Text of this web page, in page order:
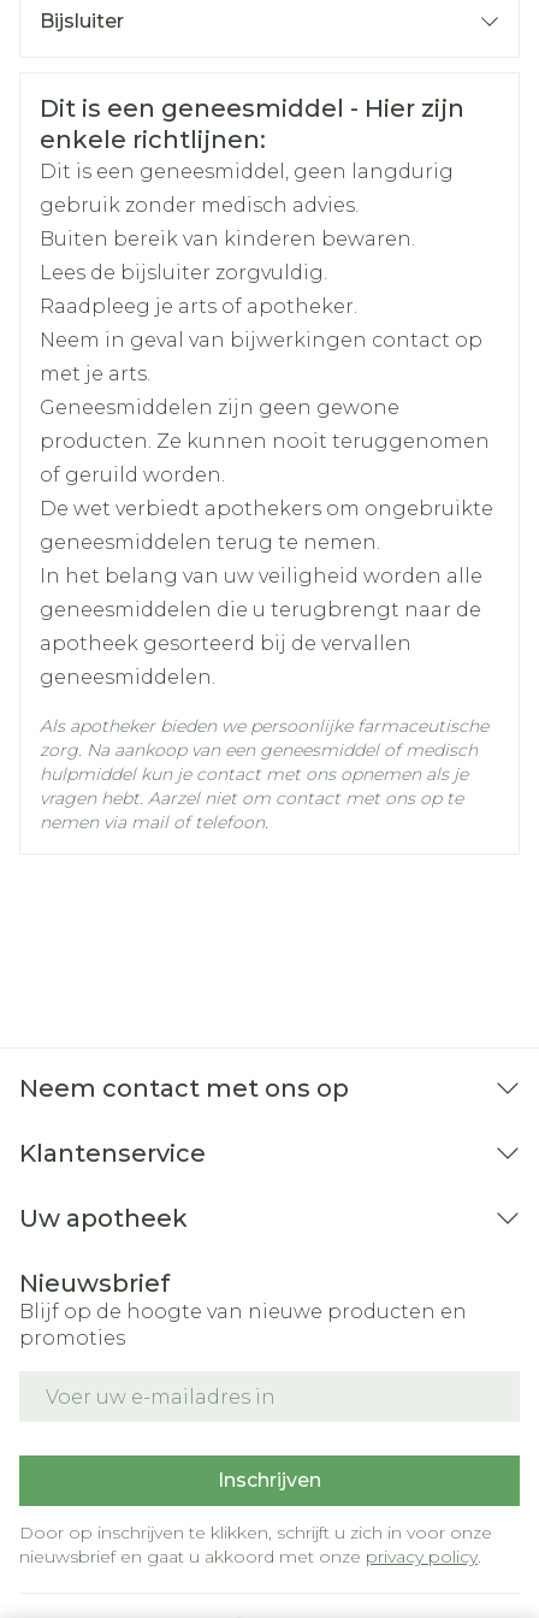
gang gezette postmenopauzale fase, na een
antioestrogenen
Neo-adjuvante behandeling van
postmenopauzale vrouwen met
hormoonreceptor-positieve, HER-2-
negatieve borstkanker voor wie
chemotherapie niet geschikt is en
onmiddellijk opereren niet geïndiceerd is
Peesruptuur (scheuren van bindweefsels die
spieren en botten met elkaar verbinden)
Met of zonder voedse
Breedte 45 mm
Lengte 86 mm
Diepte
Hoeveelheid
Verpakking
30
Actieve
Ingrediënten
letrozol
Behoud
Kamertemperatuur (15°C -
25°C)
Bijsluiter
Duits Frans Frans
Veiligheidsinformatie
Dit is een geneesmiddel - Hier zijn
enkele richtlijnen:
Dit is een geneesmiddel, geen langdurig
gebruik zonder medisch advies.
Buiten bereik van kinderen bewaren.
Lees de bijsluiter zorgvuldig.
Raadpleeg je arts of apotheker.
Neem in geval van bijwerkingen contact op
met je arts.
Geneesmiddelen zijn geen gewone
producten. Ze kunnen nooit teruggenomen
of geruild worden.
De wet verbiedt apothekers om ongebruikte
geneesmiddelen terug te nemen.
In het belang van uw veiligheid worden alle
geneesmiddelen die u terugbrengt naar de
apotheek gesorteerd bij de vervallen
geneesmiddelen.
Als apotheker bieden we persoonlijke farmaceutische
zorg. Na aankoop van een geneesmiddel of medisch
hulpmiddel kun je contact met ons opnemen als je
vragen hebt. Aarzel niet om contact met ons op te
nemen via mail of telefoon.
Neem contact met ons op
Klantenservice
Uw apotheek
Nieuwsbrief
Blijf op de hoogte van nieuwe producten en
promoties
Inschrijven
Door op inschrijven te klikken, schrijft u zich in voor onze
nieuwsbrief en gaat u akkoord met onze privacy policy.